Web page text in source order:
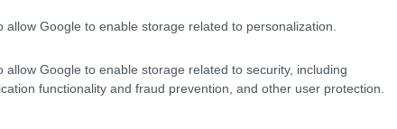
allow Google to enable storage related to personalization.
allow Google to enable storage related to security, including
functionality and fraud prevention, and other user protection.
στην μεγάλη συμβολή και του κ.
ήταν στις προθέσεις μου να αποκρύψω τη
για μένα το κόμμα με το οποίο εξελέγη.
η ομάδα του και βοήθησαν και τον